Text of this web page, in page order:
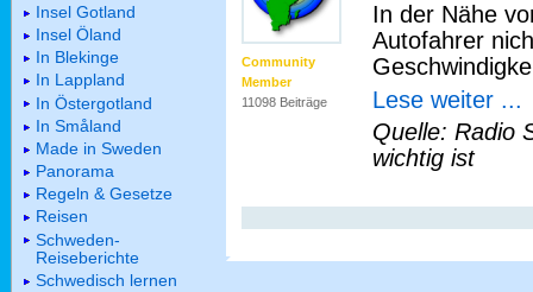
Community
Member
11098 Beiträge
In der Nähe
Autofahrer
Lese weiter ...
Quelle: Radio
wichtig ist
Insel Gotland
Insel Öland
In Blekinge
In Lappland
In Östergotland
In Småland
Made in Sweden
Panorama
Regeln & Gesetze
Reisen
Schweden-
Reiseberichte
Schwedisch lernen